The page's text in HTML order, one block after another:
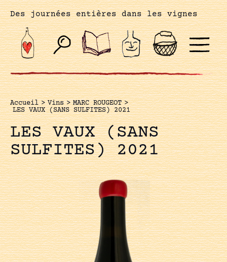
Des journées entières dans les vignes
Accueil > Vins > MARC ROUGEOT >
LES VAUX (SANS SULFITES) 2021
LES VAUX (SANS
SULFITES) 2021